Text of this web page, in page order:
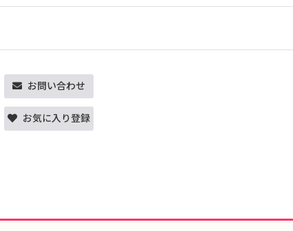
お問い合わせ
お気に入り登録